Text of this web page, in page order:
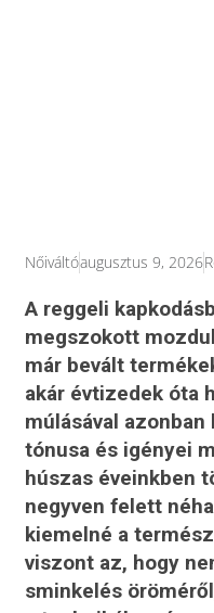
Nőiváltóaugusztus 9, 2026
A reggeli
megszokott
már bevált
akár évtizedek óta
múlásával
tónusa és igényei
húszas éveinkben
negyven felett
kiemelné a
viszont az, hogy
sminkelés